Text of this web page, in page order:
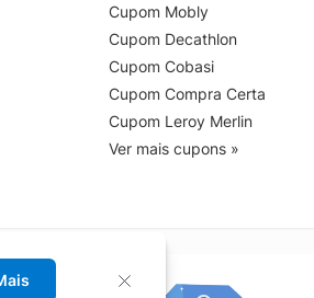
Cupom Mobly
Cupom Decathlon
Cupom Cobasi
Cupom Compra Certa
Cupom Leroy Merlin
Ver mais cupons »